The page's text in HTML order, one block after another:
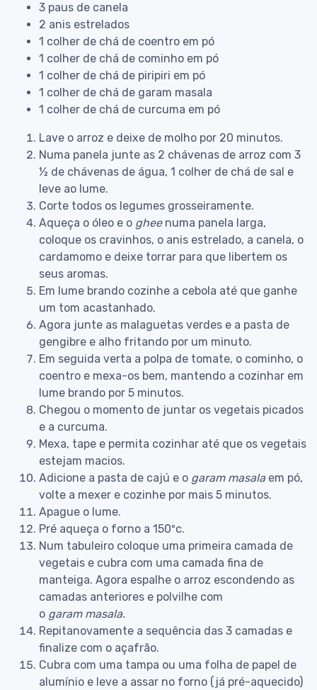
3 paus de canela
2 anis estrelados
1 colher de chá de coentro em pó
1 colher de chá de cominho em pó
1 colher de chá de piripiri em pó
1 colher de chá de garam masala
1 colher de chá de curcuma em pó
Lave o arroz e deixe de molho por 20 minutos.
Numa panela junte as 2 chávenas de arroz com 3
½ de chávenas de água, 1 colher de chá de sal e
leve ao lume.
Corte todos os legumes grosseiramente.
Aqueça o óleo e o gheenuma panela larga,
coloque os cravinhos, o anis estrelado, a canela, o
cardamomo e deixe torrar para que libertem os
seus aromas.
Em lume brando cozinhe a cebola até que ganhe
um tom acastanhado.
Agora junte as malaguetas verdes e a pasta de
gengibre e alho fritando por um minuto.
Em seguida verta a polpa de tomate, o cominho, o
coentro e mexa-os bem, mantendo a cozinhar em
lume brando por 5 minutos.
Chegou o momento de juntar os vegetais picados
e a curcuma.
Mexa, tape e permita cozinhar até que os vegetais
estejam macios.
Adicione a pasta de cajú e o garam masalaem pó,
volte a mexer e cozinhe por mais 5 minutos.
Apague o lume.
Pré aqueça o forno a 150ºc.
Num tabuleiro coloque uma primeira camada de
vegetais e cubra com uma camada fina de
manteiga. Agora espalhe o arroz escondendo as
camadas anteriores e polvilhe com
o garam masala.
Repitanovamente a sequência das 3 camadas e
finalize com o açafrão.
Cubra com uma tampa ou uma folha de papel de
alumínio e leve a assar no forno (já pré-aquecido)